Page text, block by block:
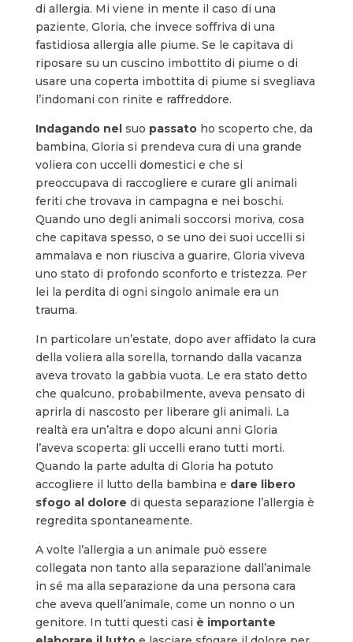
di allergia. Mi viene in mente il caso di una
paziente, Gloria, che invece soffriva di una
fastidiosa allergia alle piume. Se le capitava di
riposare su un cuscino imbottito di piume o di
usare una coperta imbottita di piume si svegliava
l’indomani con rinite e raffreddore.
Indagando nel suo passato ho scoperto che, da
bambina, Gloria si prendeva cura di una grande
voliera con uccelli domestici e che si
preoccupava di raccogliere e curare gli animali
feriti che trovava in campagna e nei boschi.
Quando uno degli animali soccorsi moriva, cosa
che capitava spesso, o se uno dei suoi uccelli si
ammalava e non riusciva a guarire, Gloria viveva
uno stato di profondo sconforto e tristezza. Per
lei la perdita di ogni singolo animale era un
trauma.
In particolare un’estate, dopo aver affidato la cura
della voliera alla sorella, tornando dalla vacanza
aveva trovato la gabbia vuota. Le era stato detto
che qualcuno, probabilmente, aveva pensato di
aprirla di nascosto per liberare gli animali. La
realtà era un’altra e dopo alcuni anni Gloria
l’aveva scoperta: gli uccelli erano tutti morti.
Quando la parte adulta di Gloria ha potuto
accogliere il lutto della bambina e dare libero
sfogo al dolore di questa separazione l’allergia è
regredita spontaneamente.
A volte l’allergia a un animale può essere
collegata non tanto alla separazione dall’animale
in sé ma alla separazione da una persona cara
che aveva quell’animale, come un nonno o un
genitore. In tutti questi casi è importante